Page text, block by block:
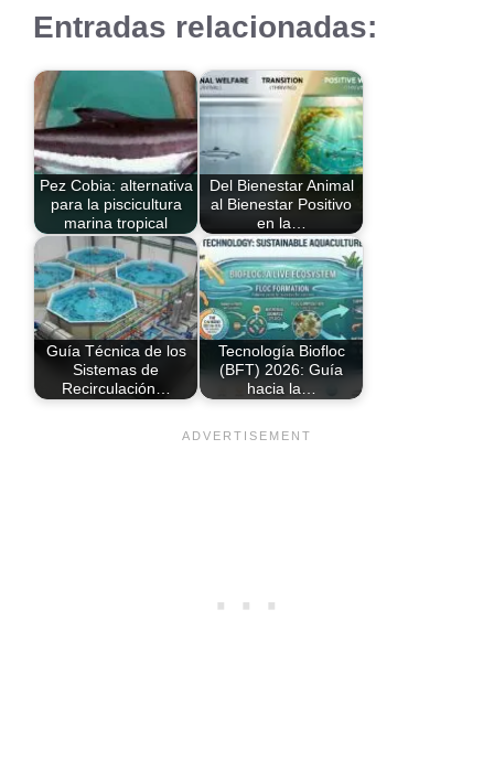
Entradas relacionadas:
Pez Cobia: alternativa
para la piscicultura
marina tropical
Del Bienestar Animal
al Bienestar Positivo
en la…
Guía Técnica de los
Sistemas de
Recirculación…
Tecnología Biofloc
(BFT) 2026: Guía
hacia la…